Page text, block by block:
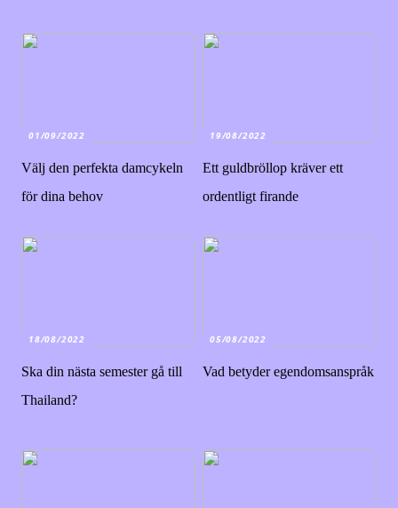
01/09/2022
Välj den perfekta damcykeln
för dina behov
19/08/2022
Ett guldbröllop kräver ett
ordentligt firande
18/08/2022
Ska din nästa semester gå till
Thailand?
05/08/2022
Vad betyder egendomsanspråk